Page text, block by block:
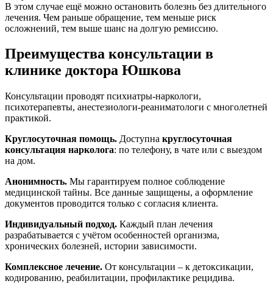
В этом случае ещё можно остановить болезнь без длительного
лечения. Чем раньше обращение, тем меньше риск
осложнений, тем выше шанс на долгую ремиссию.
Преимущества консультации в
клинике доктора Юшкова
Консультации проводят психиатры-наркологи,
психотерапевты, анестезиологи-реаниматологи с многолетней
практикой.
Круглосуточная помощь. Доступна круглосуточная
консультация нарколога: по телефону, в чате или с выездом
на дом.
Анонимность. Мы гарантируем полное соблюдение
медицинской тайны. Все данные защищены, а оформление
документов проводится только с согласия клиента.
Индивидуальный подход. Каждый план лечения
разрабатывается с учётом особенностей организма,
хронических болезней, истории зависимости.
Комплексное лечение. От консультации – к детоксикации,
кодированию, реабилитации, профилактике рецидива.